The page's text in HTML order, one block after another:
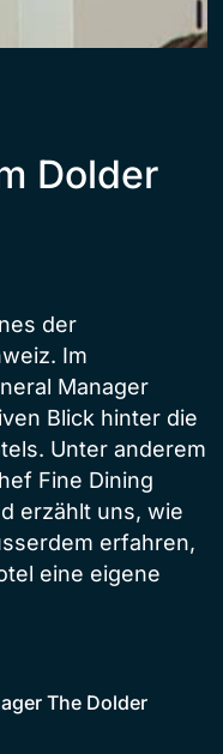
Dolder
der
Im
Manager
Blick hinter die
Unter anderem
Fine Dining
erzählt uns, wie
erfahren,
eine eigene
The Dolder